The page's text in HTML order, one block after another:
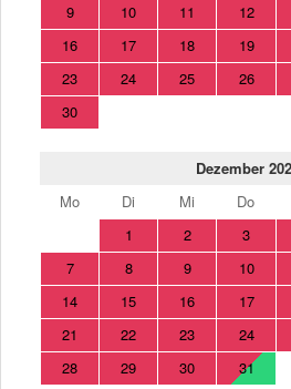
9
10 11 12
16
17 18 19
23
24 25 26
30
Dezember
Mo
Di Mi Do
1
2 3
7
8 9 10
14
15 16 17
21
22 23 24
28
29 30 31